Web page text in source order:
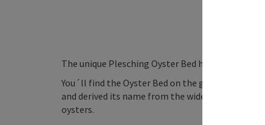
The unique Plesching Oyster Bed has been listed
You´ll find the Oyster Bed on the grounds of an
and derived its name from the wide variety of
oysters.